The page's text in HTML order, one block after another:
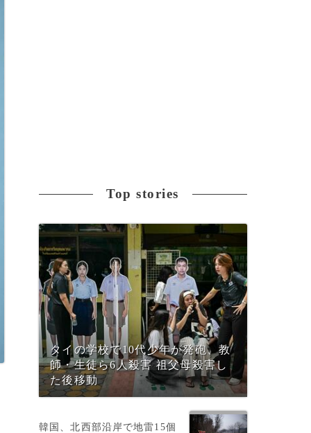
Top stories
タイの学校で10代少年が発砲、教
師・生徒ら6人殺害 祖父母殺害し
た後移動
韓国、北西部沿岸で地雷15個